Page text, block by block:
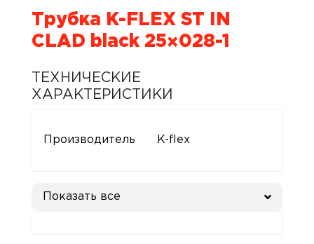
Трубка K-FLEX ST IN
CLAD black 25×028-1
ТЕХНИЧЕСКИЕ
ХАРАКТЕРИСТИКИ
Производитель K-flex
Показать все